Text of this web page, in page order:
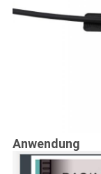
Anwendung